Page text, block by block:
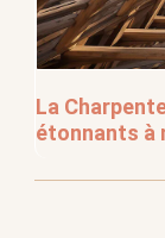
La
étonnants à